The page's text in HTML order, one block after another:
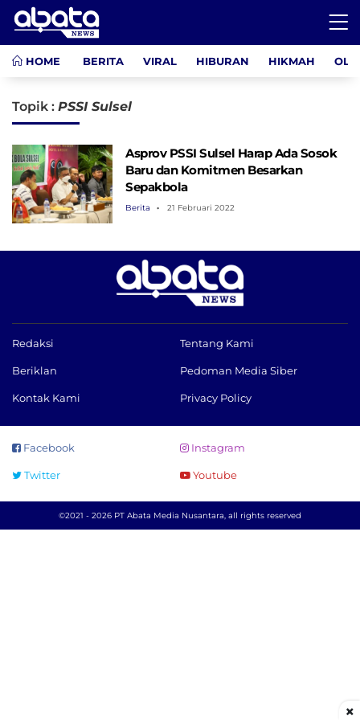
HOME BERITA VIRAL HIBURAN HIKMAH
Topik : PSSI Sulsel
Asprov PSSI Sulsel Harap Ada Sosok
Baru dan Komitmen Besarkan
Sepakbola
Berita 21 Februari 2022
Redaksi Tentang Kami
Beriklan Pedoman Media Siber
Kontak Kami Privacy Policy
Facebook Instagram
Twitter Youtube
©2021 - 2026 PT Abata Media Nusantara, all rights reserved
×